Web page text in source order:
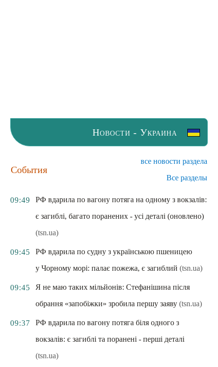
Новости - Украина
События
все новости раздела
Все разделы
09:49
РФ вдарила по вагону потяга на одному з вокзалів:
є загиблі, багато поранених - усі деталі (оновлено)
(tsn.ua)
09:45
РФ вдарила по судну з українською пшеницею
у Чорному морі: палає пожежа, є загиблий (tsn.ua)
09:45
Я не маю таких мільйонів: Стефанішина після
обрання «запобіжки» зробила першу заяву (tsn.ua)
09:37
РФ вдарила по вагону потяга біля одного з
вокзалів: є загиблі та поранені - перші деталі
(tsn.ua)